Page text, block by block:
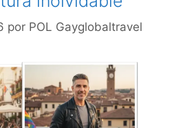
por POL Gayglobaltravel